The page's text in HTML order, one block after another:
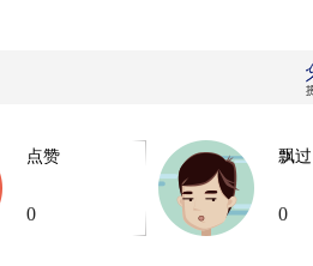
点赞
0
飘过
0